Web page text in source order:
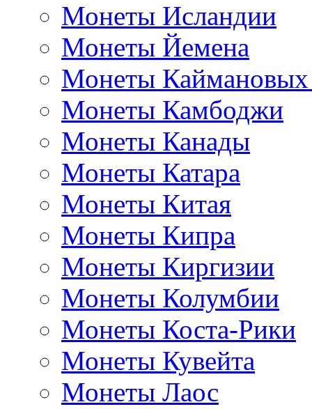
Монеты Исландии
Монеты Йемена
Монеты Каймановых
Монеты Камбоджи
Монеты Канады
Монеты Катара
Монеты Китая
Монеты Кипра
Монеты Киргизии
Монеты Колумбии
Монеты Коста-Рики
Монеты Кувейта
Монеты Лаос